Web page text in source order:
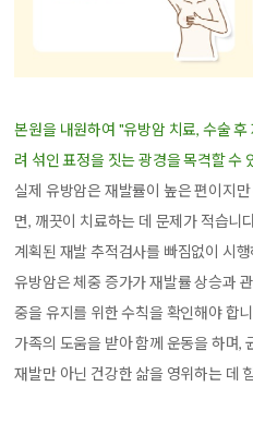
본원을 내원하여 "유방암 치료, 수술
려 섞인 표정을 짓는 광경을 목격할 수
실제 유방암은 재발률이 높은 편이지
면, 깨끗이 치료하는 데 문제가 적습니
계획된 재발 추적검사를 빠짐없이 시
유방암은 체중 증가가 재발률 상승과
중을 유지를 위한 수칙을 확인해야 합
가족의 도움을 받아 함께 운동을 하며,
재발만 아닌 건강한 삶을 영위하는 데